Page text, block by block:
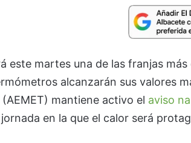
este martes una de las franjas
alcanzarán sus valores
mantiene activo el aviso
en la que el calor será